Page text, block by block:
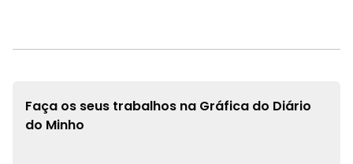
Faça os seus trabalhos na Gráfica do Diário
do Minho